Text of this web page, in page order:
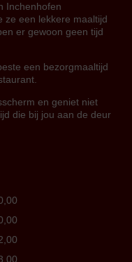
Inchenhofen
ze een lekkere maaltijd
er gewoon geen tijd
een bezorgmaaltijd
en geniet niet
die bij jou aan de deur